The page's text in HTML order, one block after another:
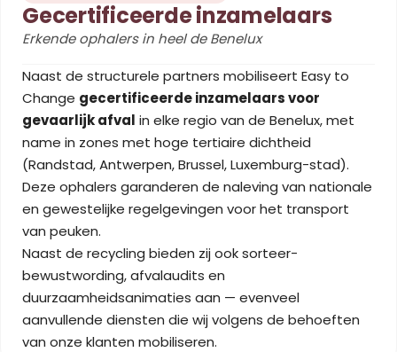
Gecertificeerde inzamelaars
Erkende ophalers in heel de Benelux
Naast de structurele partners mobiliseert Easy to
Change gecertificeerde inzamelaars voor
gevaarlijk afval in elke regio van de Benelux, met
name in zones met hoge tertiaire dichtheid
(Randstad, Antwerpen, Brussel, Luxemburg-stad).
Deze ophalers garanderen de naleving van nationale
en gewestelijke regelgevingen voor het transport
van peuken.
Naast de recycling bieden zij ook sorteer-
bewustwording, afvalaudits en
duurzaamheidsanimaties aan — evenveel
aanvullende diensten die wij volgens de behoeften
van onze klanten mobiliseren.